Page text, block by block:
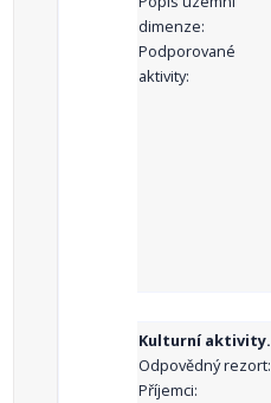
dimenze:
Podporované
aktivity:
Kulturní aktivity.
Odpovědný rezort:
Příjemci: